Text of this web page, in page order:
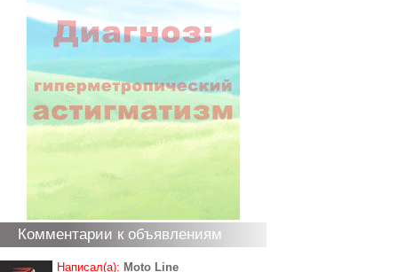
Комментарии к объявлениям
Написал(а): Moto Line